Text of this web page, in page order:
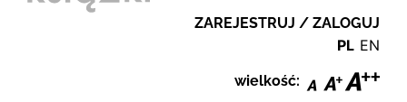
ZAREJESTRUJ / ZALOGUJ
PL EN
wielkość: